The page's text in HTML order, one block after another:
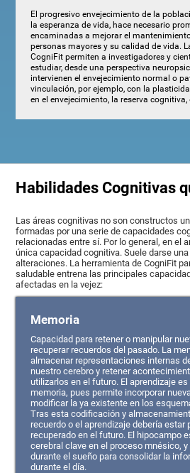
El progresivo envejecimiento de la
la esperanza de vida, hace necesario
encaminadas a mejorar el
personas mayores y su calidad de vida.
CogniFit permiten a investigadores y
estudiar, desde una perspectiva
intervienen el envejecimiento normal o
vinculación, por ejemplo, con la
en el envejecimiento, la reserva cognitiva,
Habilidades Cognitivas
Las áreas cognitivas no son constructos
formadas por una serie de capacidades
relacionadas entre sí. Por lo general, en el
única capacidad cognitiva. Suele darse
alteraciones. La herramienta de CogniFit
saludable entrena las principales
afectadas en la vejez:
Memoria
Capacidad para retener o manipular
recuperar recuerdos del pasado. La
almacenar representaciones internas
nuestro cerebro y retener
utilizarlos en el futuro. El aprendizaje
memoria, pues permite incorporar
modificar la ya existente en los
Tras esta codificación y
recuerdo o el aprendizaje debería estar
recuperado en el futuro. El hipocampo
cerebral clave en el proceso mnésico,
durante el sueño para consolidar la
durante el día.